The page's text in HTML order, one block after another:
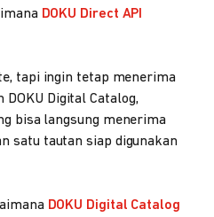
DOKU Direct API
tapi ingin tetap menerima
Digital Catalog,
bisa langsung menerima
satu tautan siap digunakan
DOKU Digital Catalog